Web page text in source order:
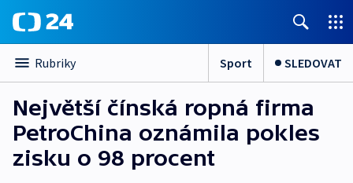
Rubriky Sport SLEDOVAT
Největší čínská ropná firma
PetroChina oznámila pokles
zisku o 98 procent